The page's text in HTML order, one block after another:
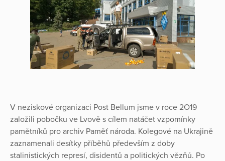
V neziskové organizaci Post Bellum jsme v roce 2O19
založili pobočku ve Lvově s cílem natáčet vzpomínky
pamětníků pro archiv Paměť národa. Kolegové na Ukrajině
zaznamenali desítky příběhů především z doby
stalinistických represí, disidentů a politických vězňů. Po